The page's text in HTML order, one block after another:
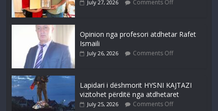
July 27, 2026 Comments Off
Opinion nga profesori atdhetar Rafet
Ismaili
July 26, 2026 Comments Off
Lapidari i dëshmorit HYSNI KAJTAZI
vizitohet përditë nga atdhetaret
July 25, 2026 Comments Off